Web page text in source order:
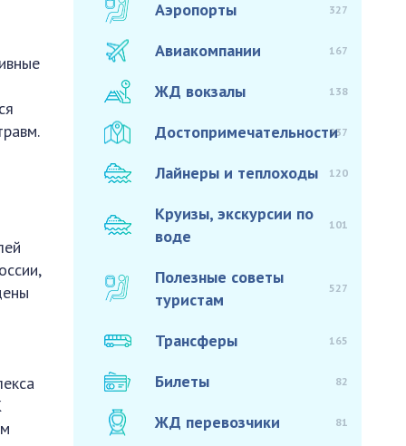
Аэропорты 327
Авиакомпании 167
ЖД вокзалы 138
Достопримечательности937
Лайнеры и теплоходы 120
Круизы, экскурсии по
воде
101
Полезные советы
туристам
527
Трансферы 165
Билеты 82
ЖД перевозчики 81